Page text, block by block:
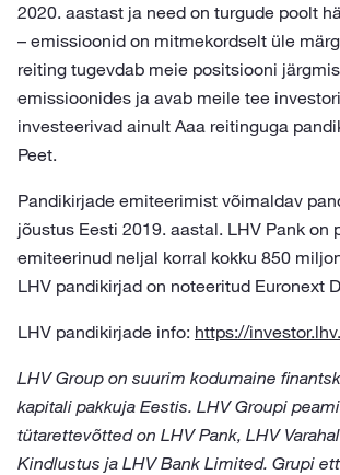
2020. aastast ja need on turgude poolt
– emissioonid on mitmekordselt üle
reiting tugevdab meie positsiooni
emissioonides ja avab meile tee
investeerivad ainult Aaa reitinguga
Peet.
Pandikirjade emiteerimist võimaldav
jõustus Eesti 2019. aastal. LHV Pank on
emiteerinud neljal korral kokku 850
LHV pandikirjad on noteeritud Euronext
LHV pandikirjade info: https://
LHV Group on suurim kodumaine
kapitali pakkuja Eestis. LHV Groupi
tütarettevõtted on LHV Pank, LHV
Kindlustus ja LHV Bank Limited. Grupi